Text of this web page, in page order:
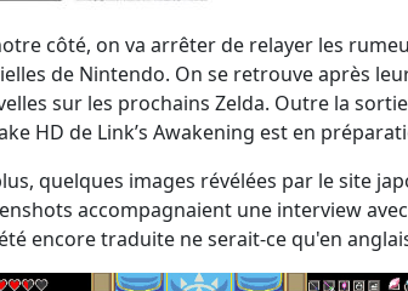
côté, on va arrêter de relayer les
de Nintendo. On se retrouve après
sur les prochains Zelda. Outre la
HD de Link’s Awakening est en
quelques images révélées par le site
accompagnaient une interview
encore traduite ne serait-ce qu'en